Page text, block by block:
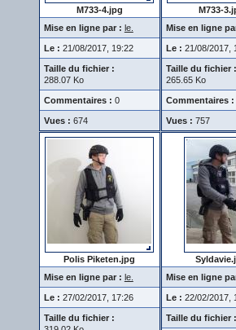
M733-4.jpg
Mise en ligne par : le.
Le : 21/08/2017, 19:22
Taille du fichier :
288.07 Ko
Commentaires : 0
Vues : 674
M733-
Mise en ligne
Le : 21/08/2017,
Taille du fichier :
265.65 Ko
Commentaires :
Vues : 757
Polis Piketen.jpg
Mise en ligne par : le.
Le : 27/02/2017, 17:26
Taille du fichier :
Mise en ligne
Le : 22/02/2017,
Taille du fichier :